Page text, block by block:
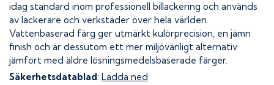
idag standard inom professionell billackering och används
av lackerare och verkstäder över hela världen.
Vattenbaserad färg ger utmärkt kulörprecision, en jämn
finish och är dessutom ett mer miljövänligt alternativ
jämfört med äldre lösningsmedelsbaserade färger.
Säkerhetsdatablad: Ladda ned